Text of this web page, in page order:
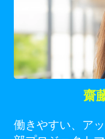
齋
働きやすい、ア